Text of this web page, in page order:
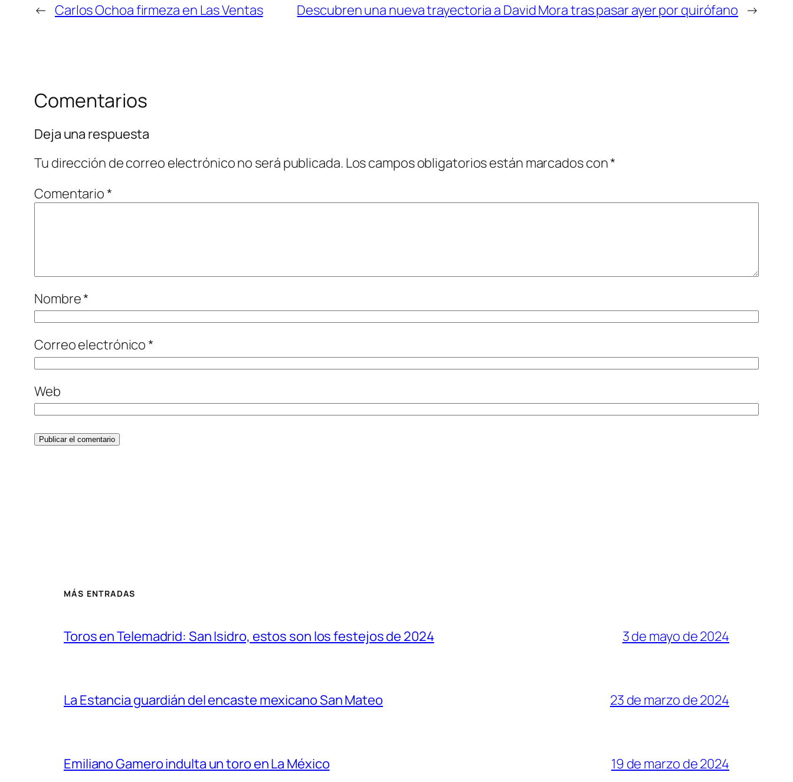
← Carlos Ochoa firmeza en Las Ventas Descubren una nueva trayectoria a David Mora tras pasar ayer por quirófano →
Comentarios
Deja una respuesta
Tu dirección de correo electrónico no será publicada. Los campos obligatorios están marcados con*
Comentario*
Nombre*
Correo electrónico*
Web
MÁS ENTRADAS
Toros en Telemadrid: San Isidro, estos son los festejos de 2024 3 de mayo de 2024
La Estancia guardián del encaste mexicano San Mateo 23 de marzo de 2024
Emiliano Gamero indulta un toro en La México 19 de marzo de 2024